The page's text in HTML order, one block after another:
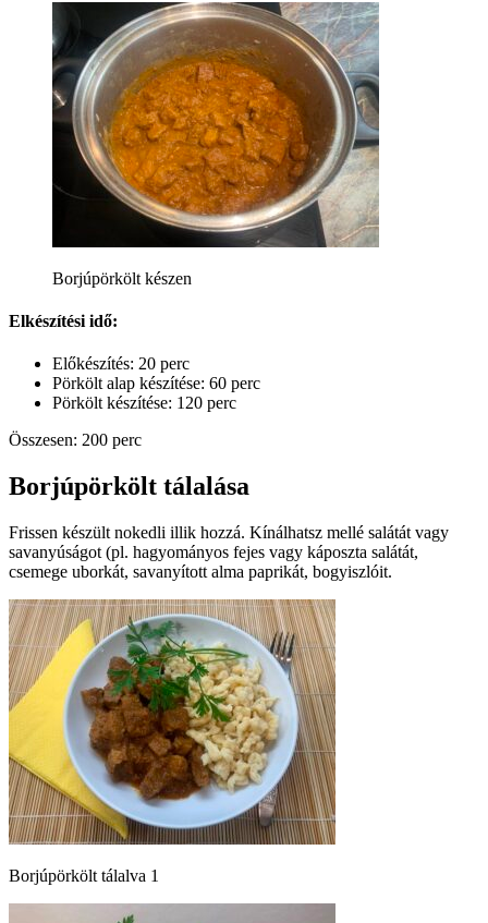
Borjúpörkölt készen
Elkészítési idő:
Előkészítés: 20 perc
Pörkölt alap készítése: 60 perc
Pörkölt készítése: 120 perc
Összesen: 200 perc
Borjúpörkölt tálalása
Frissen készült nokedli illik hozzá. Kínálhatsz mellé salátát vagy
savanyúságot (pl. hagyományos fejes vagy káposzta salátát,
csemege uborkát, savanyított alma paprikát, bogyiszlóit.
Borjúpörkölt tálalva 1